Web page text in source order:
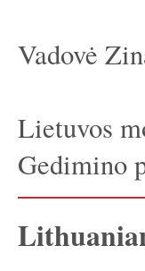
Vadovė
Lietuvos
Gedimino